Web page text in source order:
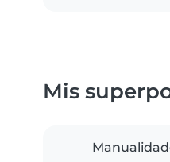
Mis